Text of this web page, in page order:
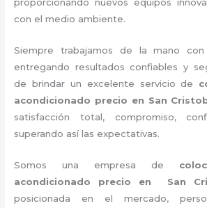
proporcionando nuevos equipos
con el medio ambiente.
Siempre trabajamos de la mano
entregando resultados confiables y
de brindar un excelente servicio de
acondicionado precio en San
satisfacción total, compromiso,
superando así las expectativas.
Somos una empresa de
acondicionado precio en San
posicionada en el mercado,